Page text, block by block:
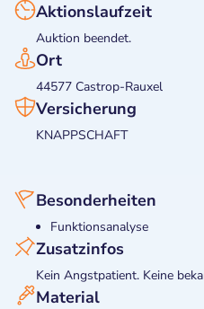
Aktionslaufzeit
Auktion beendet.
Ort
44577 Castrop-Rauxel
Versicherung
KNAPPSCHAFT
Besonderheiten
Funktionsanalyse
Zusatzinfos
Kein Angstpatient. Keine
Material